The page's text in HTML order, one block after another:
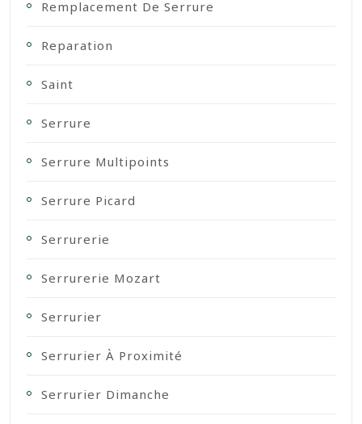
Remplacement De Serrure
Reparation
Saint
Serrure
Serrure Multipoints
Serrure Picard
Serrurerie
Serrurerie Mozart
Serrurier
Serrurier À Proximité
Serrurier Dimanche